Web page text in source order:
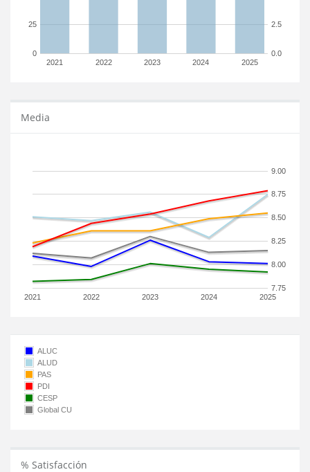
2021 2022 2023 2024 2025
0
25
0.0
2.5
Media
2021 2022 2023 2024 2025
7.75
8.00
8.25
8.50
8.75
9.00
ALUC
ALUD
PAS
PDI
CESP
Global CU
% Satisfacción